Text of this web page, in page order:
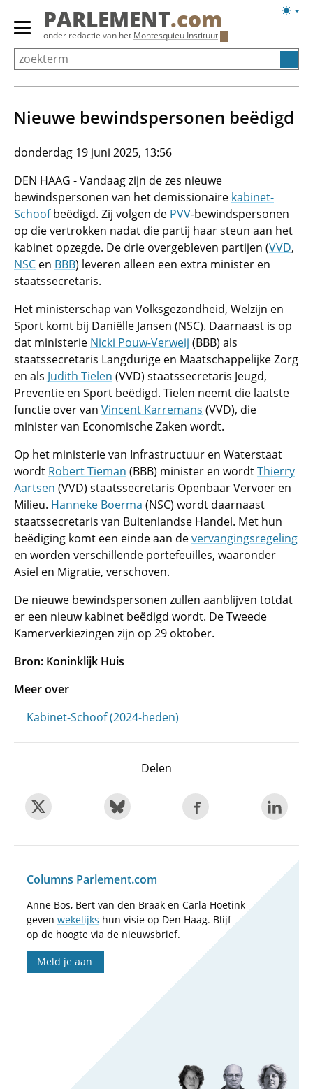
Overslaan
Primair
menu
tonen/verbergen
PARLEMENT.com
onder redactie van het Montesquieu Instituut
Nieuwe bewindspersonen beëdigd
donderdag 19 juni 2025, 13:56
DEN HAAG - Vandaag zijn de zes nieuwe
bewindspersonen van het demissionaire kabinet-
Schoofbeëdigd. Zij volgen de PVV-bewindspersonen
op die vertrokken nadat die partij haar steun aan het
kabinet opzegde. De drie overgebleven partijen (VVD,
NSC en BBB) leveren alleen een extra minister en
staatssecretaris.
Het ministerschap van Volksgezondheid, Welzijn en
Sport komt bij Daniëlle Jansen (NSC). Daarnaast is op
dat ministerie Nicki Pouw-Verweij (BBB) als
staatssecretaris Langdurige en Maatschappelijke Zorg
en als Judith Tielen (VVD) staatssecretaris Jeugd,
Preventie en Sport beëdigd. Tielen neemt die laatste
functie over van Vincent Karremans (VVD), die
minister van Economische Zaken wordt.
Op het ministerie van Infrastructuur en Waterstaat
wordt Robert Tieman (BBB) minister en wordtThierry
Aartsen (VVD) staatssecretaris Openbaar Vervoer en
Milieu. Hanneke Boerma (NSC) wordt daarnaast
staatssecretaris van Buitenlandse Handel. Met hun
beëdiging komt een einde aan devervangingsregeling
en worden verschillende portefeuilles, waaronder
Asiel en Migratie, verschoven.
De nieuwe bewindspersonen zullen aanblijven totdat
er een nieuw kabinet beëdigd wordt. De Tweede
Kamerverkiezingen zijn op 29 oktober.
Bron: Koninklijk Huis
Meer over
Kabinet-Schoof (2024-heden)
Delen
Columns Parlement.com
Anne Bos, Bert van den Braak en Carla Hoetink
geven wekelijks hun visie op Den Haag. Blijf
op de hoogte via de nieuwsbrief.
Meld je aan